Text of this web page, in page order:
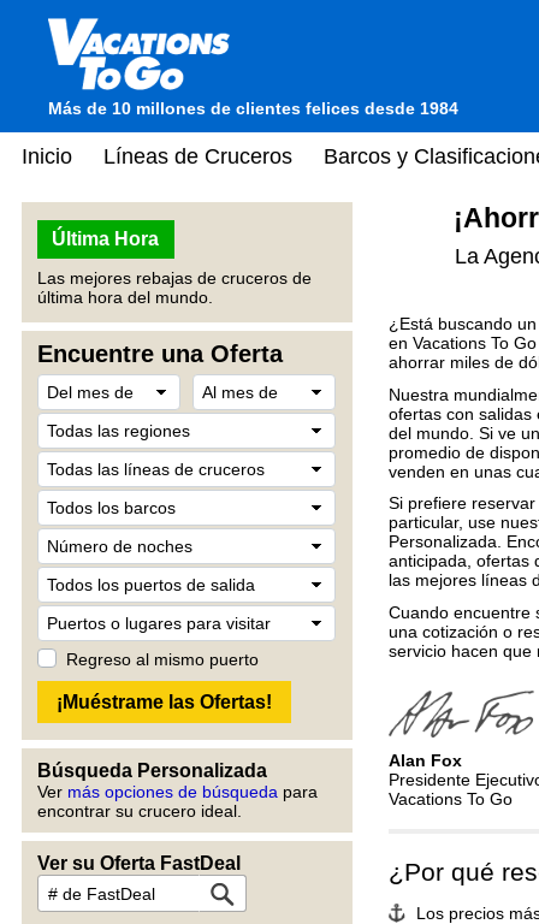
Más de 10 millones de clientes felices desde 1984
Inicio Líneas de Cruceros Barcos y
Última Hora
Las mejores rebajas de cruceros de
última hora del mundo.
Encuentre una Oferta
Regreso al mismo puerto
Búsqueda Personalizada
Ver más opciones de búsqueda para
encontrar su crucero ideal.
Ver su Oferta FastDeal
La
¿Está buscando
en Vacations To
ahorrar miles de
Nuestra
ofertas con salidas
del mundo. Si ve
promedio de
venden en unas
Si prefiere
particular, use
Personalizada.
anticipada, ofertas
las mejores líneas
Cuando encuentre
una cotización o
servicio hacen que
Alan Fox
Presidente
Vacations To Go
¿Por qué
Los precios